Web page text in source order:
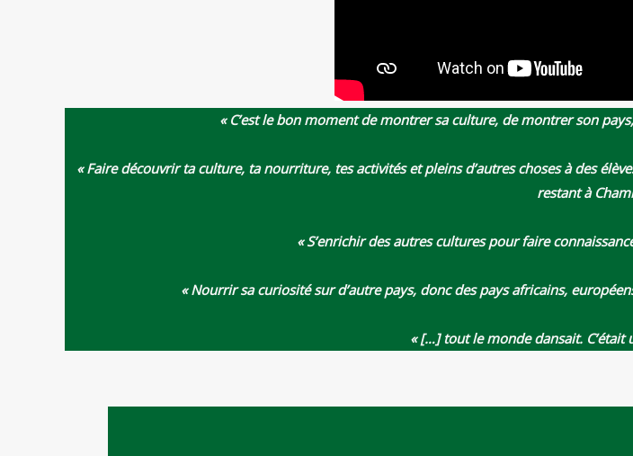
« C’est le bon moment de montrer sa culture, de montrer son
« Faire découvrir ta culture, ta nourriture, tes activités et pleins d’autres choses à des
restant à
« S’enrichir des autres cultures pour faire
« Nourrir sa curiosité sur d’autre pays, donc des pays africains,
« […] tout le monde dansait. C’était